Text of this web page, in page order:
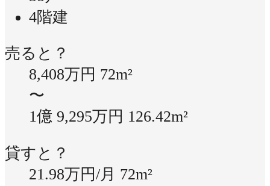
4階建
売ると？
8,408万円 72m²
〜
1億 9,295万円 126.42m²
貸すと？
21.98万円/月 72m²